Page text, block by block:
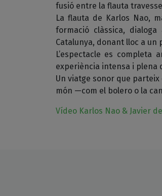
fusió entre la flauta
La flauta de Karlos Nao,
formació clàssica,
Catalunya, donant lloc a
L’espectacle es completa
experiència intensa i plena
Un viatge sonor que
món —com el bolero o la
Vídeo Karlos Nao & Javier